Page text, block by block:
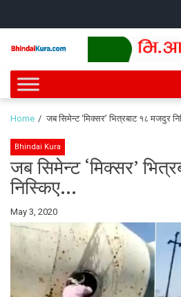
Bhindai
News and entertainment.
Home जब सिमेन्ट ‘मिक्सर’ भित्रबाट १८ मजदुर
Bhindai Kura
जब सिमेन्ट ‘मिक्सर’
निस्किए…
By
Bhindai
Kura
May 3, 2020